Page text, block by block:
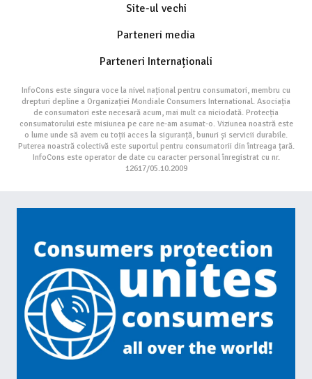
Site-ul vechi
Parteneri media
Parteneri Internaționali
InfoCons este singura voce la nivel național pentru consumatori, membru cu
drepturi depline a Organizației Mondiale Consumers International. Asociația
de consumatori este necesară acum, mai mult ca niciodată. Protecția
consumatorului este misiunea pe care ne-am asumat-o. Viziunea noastră este
o lume unde să avem cu toții acces la siguranță, bunuri și servicii durabile.
Puterea noastră colectivă este suportul pentru consumatorii din întreaga țară.
InfoCons este operator de date cu caracter personal înregistrat cu nr.
12617/05.10.2009